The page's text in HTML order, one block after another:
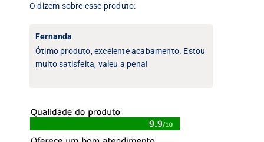
O dizem sobre esse produto:
Fernanda
Ótimo produto, excelente acabamento. Estou
muito satisfeita, valeu a pena!